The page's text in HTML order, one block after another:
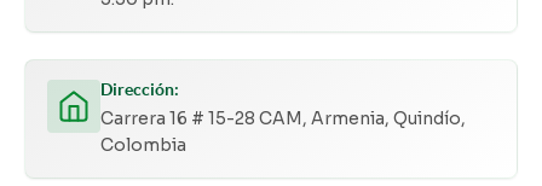
Dirección:
Carrera 16 # 15-28 CAM, Armenia, Quindío,
Colombia